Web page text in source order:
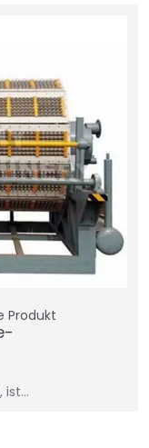
Produkt
ist…